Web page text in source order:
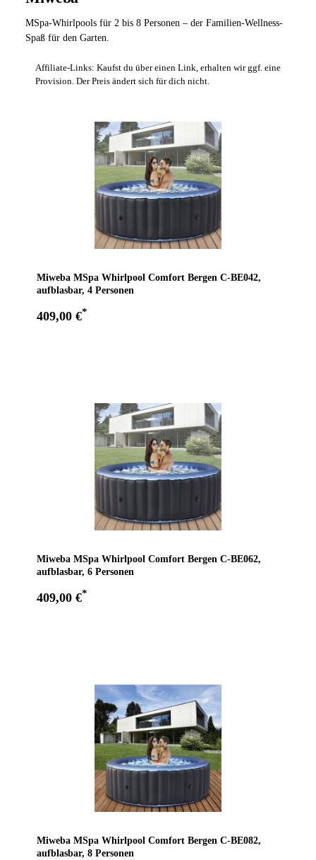
MSpa-Whirlpools für 2 bis 8 Personen – der Familien-Wellness-
Spaß für den Garten.
Affiliate-Links: Kaufst du über einen Link, erhalten wir ggf. eine
Provision. Der Preis ändert sich für dich nicht.
Miweba MSpa Whirlpool Comfort Bergen C-BE042,
aufblasbar, 4 Personen
409,00 €*
Miweba MSpa Whirlpool Comfort Bergen C-BE062,
aufblasbar, 6 Personen
409,00 €*
Miweba MSpa Whirlpool Comfort Bergen C-BE082,
aufblasbar, 8 Personen